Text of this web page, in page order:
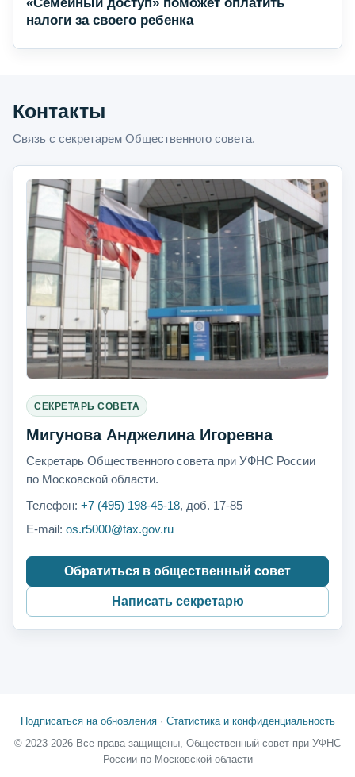
налоги за своего ребенка
Контакты
Связь с секретарем Общественного совета.
СЕКРЕТАРЬ СОВЕТА
Мигунова Анджелина Игоревна
Секретарь Общественного совета при УФНС России
по Московской области.
Телефон: +7 (495) 198-45-18, доб. 17-85
E-mail: os.r5000@tax.gov.ru
Обратиться в общественный совет
Написать секретарю
Подписаться на обновления· Статистика и конфиденциальность
© 2023-2026 Все права защищены, Общественный совет при УФНС
России по Московской области